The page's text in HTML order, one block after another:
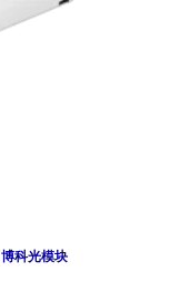
博科光模块